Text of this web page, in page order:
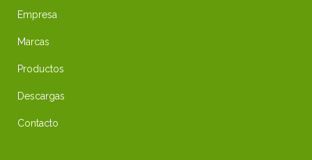
Empresa
Marcas
Productos
Descargas
Contacto